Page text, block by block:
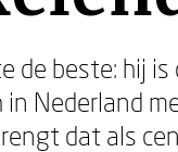
de beste: hij
Nederland
dat als